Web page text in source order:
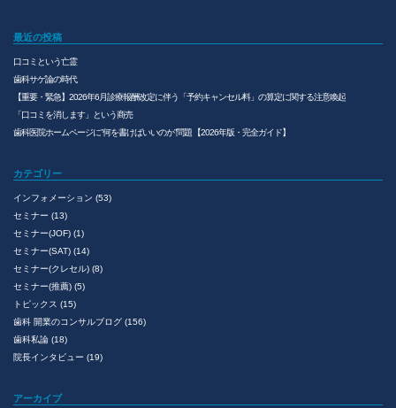
最近の投稿
口コミという亡霊
歯科サゲ論の時代
【重要・緊急】2026年6月診療報酬改定に伴う「予約キャンセル料」の算定に関する注意喚起
「口コミを消します」という商売
歯科医院ホームページに”何を書けばいいのか”問題 【2026年版・完全ガイド】
カテゴリー
インフォメーション (53)
セミナー (13)
セミナー(JOF) (1)
セミナー(SAT) (14)
セミナー(クレセル) (8)
セミナー(推薦) (5)
トピックス (15)
歯科 開業のコンサルブログ (156)
歯科私論 (18)
院長インタビュー (19)
アーカイブ